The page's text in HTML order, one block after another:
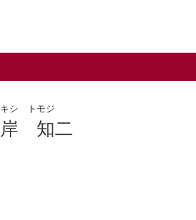
キシ トモジ
岸 知二